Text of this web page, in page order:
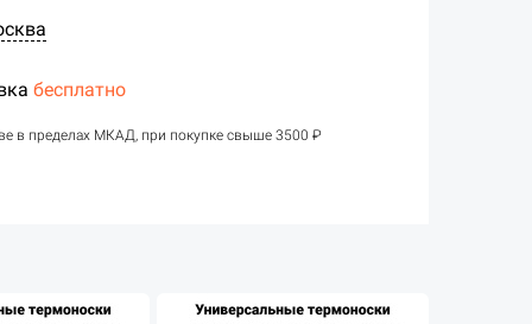
бесплатно
в пределах МКАД, при покупке свыше 3500 ₽